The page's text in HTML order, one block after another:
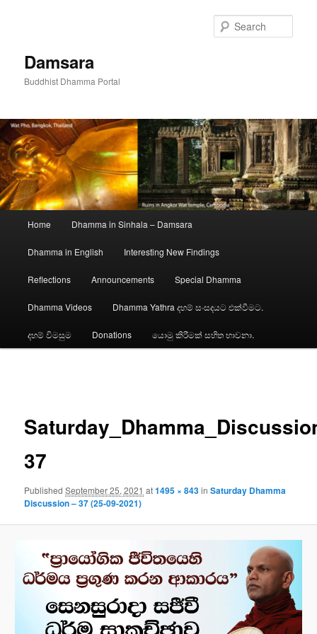
Damsara
Buddhist Dhamma Portal
Home Dhamma in Sinhala – Damsara
Dhamma in English Interesting New Findings
Reflections Announcements Special Dhamma
Dhamma Videos Dhamma Yathra දහම් සංසදයට එක්වීමට.
දහම් විමසුම Donations යොමු කිරීමක් සහිත භාවනා.
37
PublishedSeptember 25, 2021 at1495 × 843inSaturday Dhamma
Discussion – 37 (25-09-2021)